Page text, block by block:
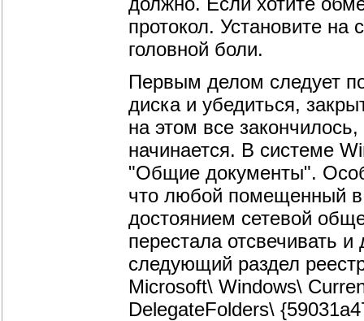
протокол. Установите
головной боли.
Первым делом следует
диска и убедиться,
на этом все
начинается. В системе
"Общие документы".
что любой помещенный в
достоянием сетевой
перестала отсвечивать
следующий раздел
Microsoft\ Windows\
DelegateFolders\